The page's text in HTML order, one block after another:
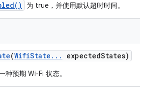
为 true，并使用默认超时时间。
(WifiState . . . expectedStates)
种预期 Wi-Fi 状态。